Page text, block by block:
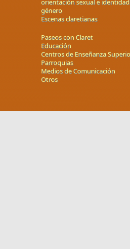
orientación sexual e
género
Escenas claretianas
Paseos con Claret
Educación
Centros de Enseñanza
Parroquias
Medios de Comunicación
Otros